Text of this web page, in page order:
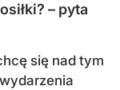
– pyta
się nad tym